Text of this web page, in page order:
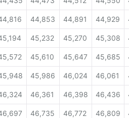
44,853 44,891 44,929
45,232 45,270 45,308
45,610 45,647 45,685
45,986 46,024 46,061
46,361 46,398 46,436
46,735 46,772 46,809